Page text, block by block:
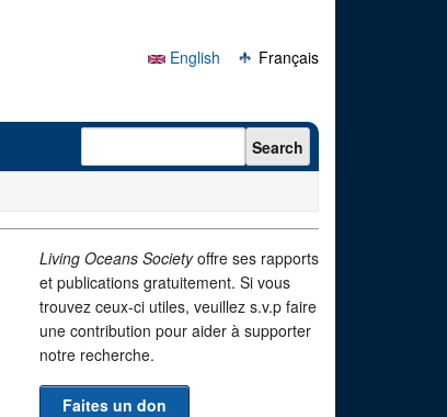
English
Français
Search form Search
Living Oceans Societyoffre ses rapports
et publications gratuitement. Si vous
trouvez ceux-ci utiles, veuillez s.v.p faire
une contribution pour aider à supporter
notre recherche.
Faites un don